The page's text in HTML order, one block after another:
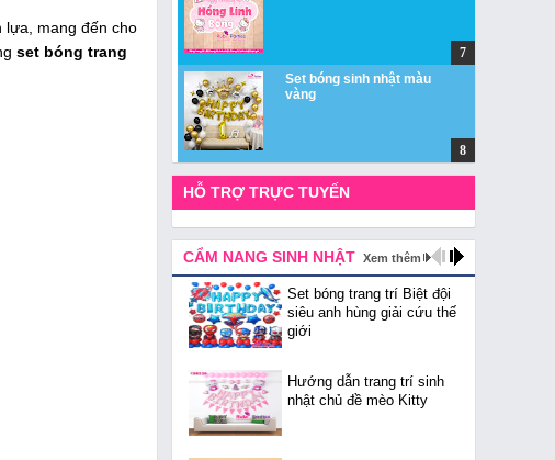
lựa, mang đến cho
set bóng trang
Set bóng sinh nhật màu
vàng
HỖ TRỢ TRỰC TUYẾN
CẨM NANG SINH NHẬT Xem thêm
Set bóng trang trí Biệt đội
siêu anh hùng giải cứu thế
giới
Hướng dẫn trang trí sinh
nhật chủ đề mèo Kitty